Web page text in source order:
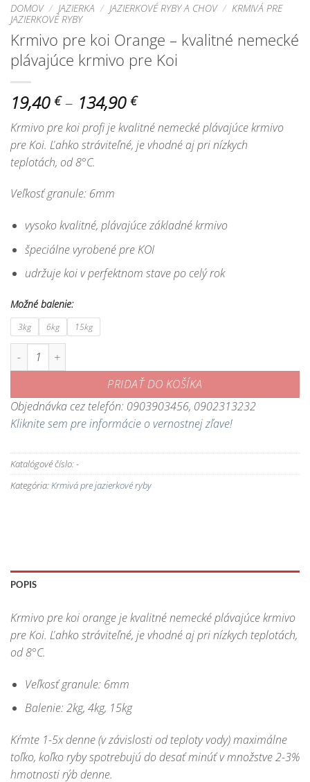
DOMOV / JAZIERKA / JAZIERKOVÉ RYBY A CHOV / KRMIVÁ PRE
JAZIERKOVÉ RYBY
Krmivo pre koi Orange – kvalitné nemecké
plávajúce krmivo pre Koi
19,40 € – 134,90 €Price
range:
19,40 €
through
Krmivo pre koi profi je kvalitné nemecké plávajúce krmivo
pre Koi. Ľahko stráviteľné, je vhodné aj pri nízkych
teplotách, od 8°C.
Veľkosť granule: 6mm
vysoko kvalitné, plávajúce základné krmivo
špeciálne vyrobené pre KOI
udržuje koi v perfektnom stave po celý rok
Možné balenie:
3kg 6kg 15kg
množstvo Krmivo pre koi Orange - kvalitné nemecké plávajúce krmivo
PRIDAŤ DO KOŠÍKA
Objednávka cez telefón: 0903903456, 0902313232
Kliknite sem pre informácie o vernostnej zľave!
Katalógové číslo:-
Kategória:Krmivá pre jazierkové ryby
POPIS
Krmivo pre koi orange je kvalitné nemecké plávajúce krmivo
pre Koi. Ľahko stráviteľné, je vhodné aj pri nízkych teplotách,
od 8°C.
Veľkosť granule: 6mm
Balenie: 2kg, 4kg, 15kg
Kŕmte 1-5x denne (v závislosti od teploty vody) maximálne
toľko, koľko ryby spotrebujú do desať minúť v množstve 2-3%
hmotnosti rýb denne.